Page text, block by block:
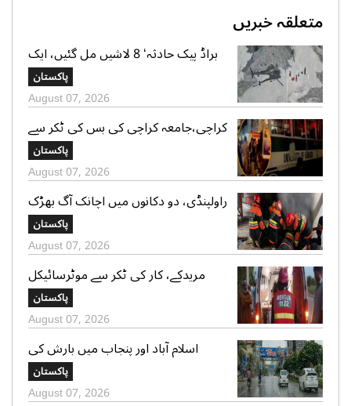
متعلقہ خبریں
براڈ پیک حادثہ‘ 8 لاشیں مل گئیں، ایک
تک رسائی مشکل، 2 کی تلاش جاری‘
صدر الپائن کلب
پاکستان
August 07, 2026
کراچی،جامعہ کراچی کی بس کی ٹکر سے
موٹر سائیکل سوار لڑکی جاں بحق،ڈرائیور
گرفتار
پاکستان
August 07, 2026
راولپنڈی، دو دکانوں میں اچانک آگ بھڑک
اٹھی، ریسکیو کی بروقت کارروائی، بڑا
نقصان ٹل گیا
پاکستان
August 07, 2026
مریدکے، کار کی ٹکر سے موٹرسائیکل
سوار 2 دوست جاں بحق، بچہ شدید
زخمی
پاکستان
August 07, 2026
اسلام آباد اور پنجاب میں بارش کی
پیشگوئی، کراچی میں بوندا باندی کا
امکان
پاکستان
August 07, 2026